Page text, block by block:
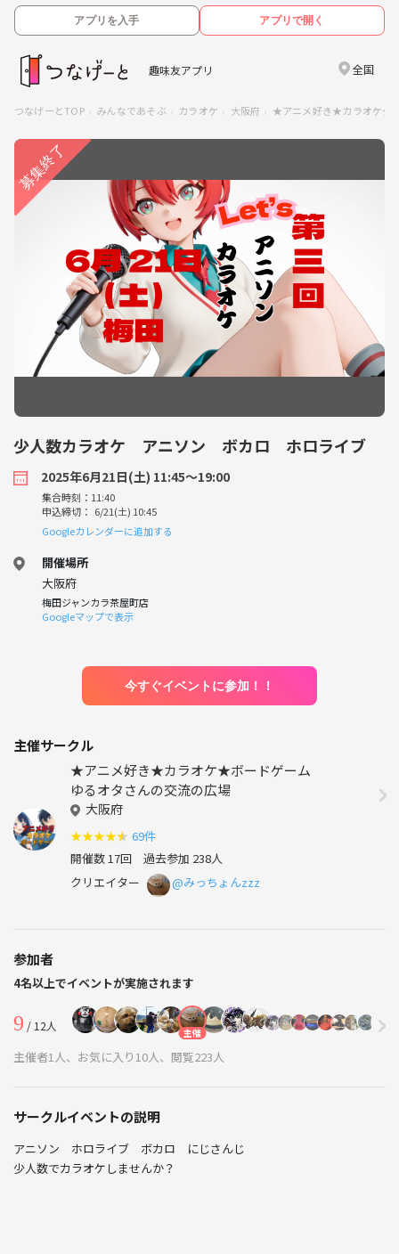
アプリを入手 アプリで開く
趣味友アプリ 全国
つなげーとTOP みんなであそぶ カラオケ 大阪府 ★アニメ好き★カラオケ★
少人数カラオケ アニソン ボカロ ホロライブ
2025年6月21日(土) 11:45〜19:00
集合時刻：11:40
申込締切： 6/21(土) 10:45
Googleカレンダーに追加する
開催場所
大阪府
梅田ジャンカラ茶屋町店
Googleマップで表示
今すぐイベントに参加！！
主催サークル
★アニメ好き★カラオケ★ボードゲーム
ゆるオタさんの交流の広場
大阪府
★★★★★ 69件
開催数 17回 過去参加 238人
クリエイター
@みっちょんzzz
参加者
4名以上でイベントが実施されます
9 / 12人 主催
主催者1人、お気に入り10人、閲覧223人
サークルイベントの説明
アニソン ホロライブ ボカロ にじさんじ
少人数でカラオケしませんか？